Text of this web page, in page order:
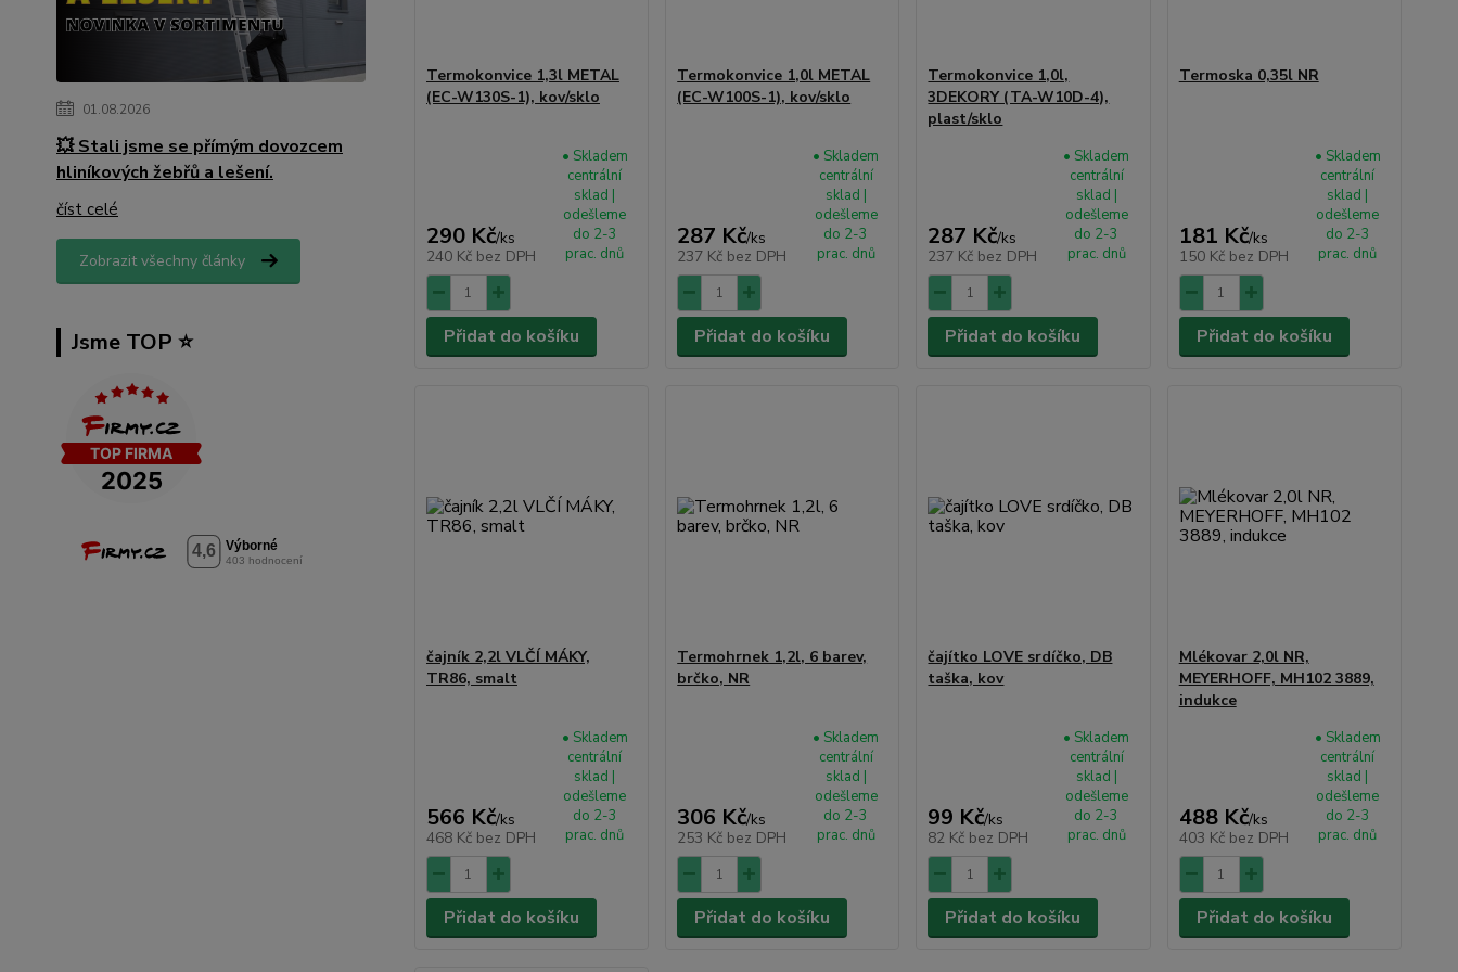
01.08.2026
💥 Stali jsme se přímým dovozcem
hliníkových žebřů a lešení.
číst celé
Zobrazit všechny články
Jsme TOP ⭐️
Termokonvice 1,3l METAL
(EC-W130S-1), kov/sklo
290 Kč/ks
240 Kč bez DPH
• Skladem
centrální
sklad |
odešleme
do 2-3
prac. dnů
Přidat do košíku
Termokonvice 1,0l METAL
(EC-W100S-1), kov/sklo
287 Kč/ks
237 Kč bez DPH
• Skladem
centrální
sklad |
odešleme
do 2-3
prac. dnů
Přidat do košíku
Termokonvice 1,0l,
3DEKORY (TA-W10D-4),
plast/sklo
287 Kč/ks
237 Kč bez DPH
• Skladem
centrální
sklad |
odešleme
do 2-3
prac. dnů
Přidat do košíku
Termoska 0,35l NR
181 Kč/ks
150 Kč bez DPH
• Skladem
centrální
sklad |
odešleme
do 2-3
prac. dnů
Přidat do košíku
čajník 2,2l VLČÍ MÁKY,
TR86, smalt
566 Kč/ks
468 Kč bez DPH
• Skladem
centrální
sklad |
odešleme
do 2-3
prac. dnů
Přidat do košíku
Termohrnek 1,2l, 6 barev,
brčko, NR
306 Kč/ks
253 Kč bez DPH
• Skladem
centrální
sklad |
odešleme
do 2-3
prac. dnů
Přidat do košíku
čajítko LOVE srdíčko, DB
taška, kov
99 Kč/ks
82 Kč bez DPH
• Skladem
centrální
sklad |
odešleme
do 2-3
prac. dnů
Přidat do košíku
Mlékovar 2,0l NR,
MEYERHOFF, MH102 3889,
indukce
488 Kč/ks
403 Kč bez DPH
• Skladem
centrální
sklad |
odešleme
do 2-3
prac. dnů
Přidat do košíku